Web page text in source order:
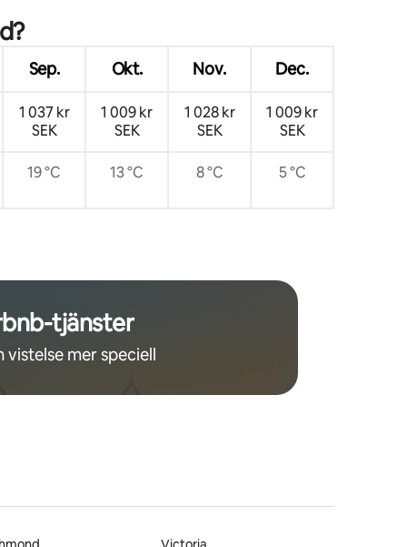
Sep. Okt. Nov. Dec.
1 037 kr
SEK
1 009 kr
SEK
1 028 kr
SEK
1 009 kr
SEK
19 °C 13 °C 8 °C 5 °C
tjänster
vistelse mer speciell